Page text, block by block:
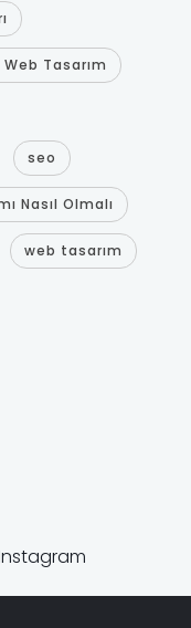
Tasarım
seo
Nasıl Olmalı
web tasarım